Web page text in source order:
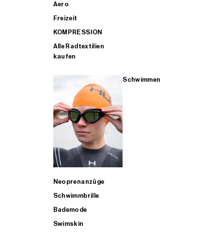
Aero
Freizeit
KOMPRESSION
Alle Radtextilien
kaufen
Schwimmen
Neoprenanzüge
Schwimmbrille
Bademode
Swimskin